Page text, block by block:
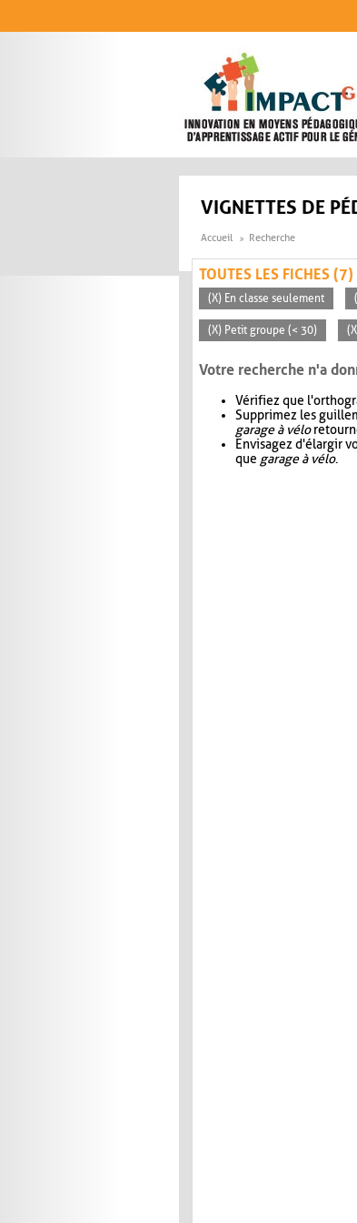
VIGNETTES DE
Accueil Recherche
TOUTES LES FICHES (7)
(X) En classe seulement
(X) Petit groupe (< 30)
Votre recherche n'a
Vérifiez que
Supprimez les
garage à vélo
Envisagez d'élargir
que garage à vélo.